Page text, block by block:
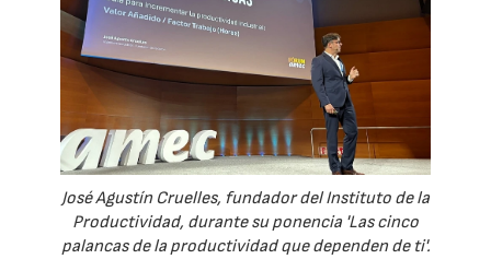
José Agustín Cruelles, fundador del Instituto de la
Productividad, durante su ponencia 'Las cinco
palancas de la productividad que dependen de ti'.